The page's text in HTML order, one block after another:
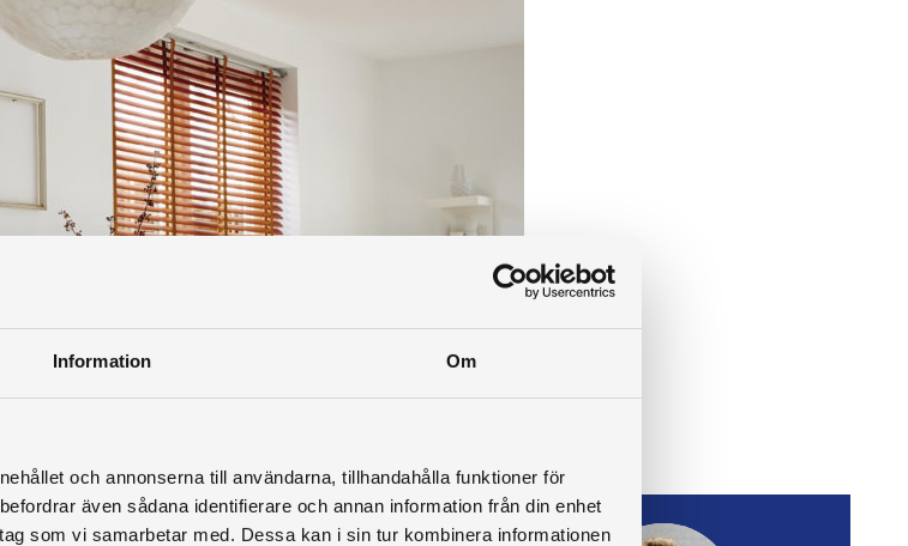
Information Om
och annonserna till användarna, tillhandahålla funktioner för
även sådana identifierare och annan information från din enhet
som vi samarbetar med. Dessa kan i sin tur kombinera informationen